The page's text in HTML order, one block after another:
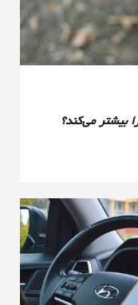
می‌کند؟